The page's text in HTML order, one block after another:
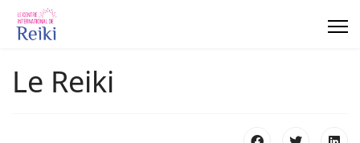
Le Reiki
Panneau de gestion des cookies